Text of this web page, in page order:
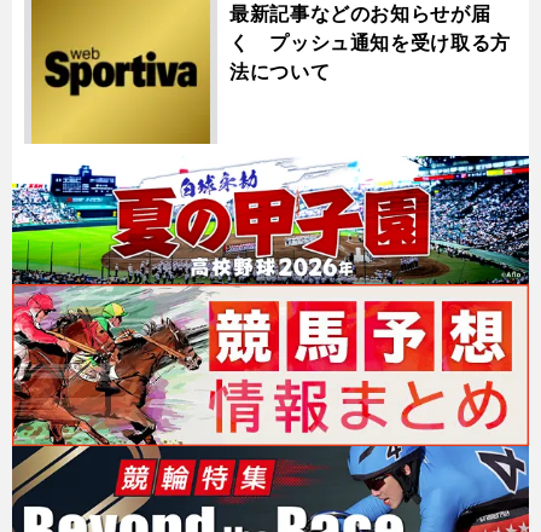
最新記事などのお知らせが届
く プッシュ通知を受け取る方
法について